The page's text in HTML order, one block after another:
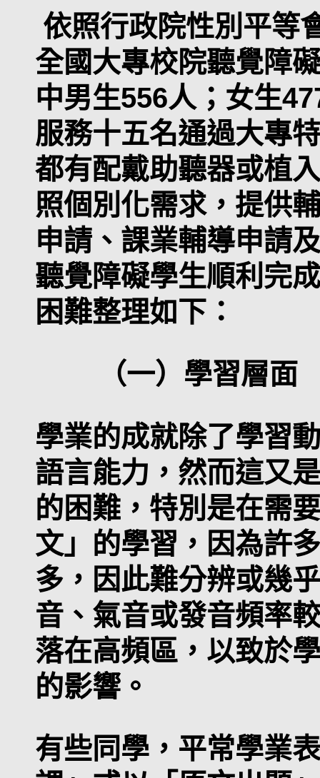
依照行政院性別平等
全國大專校院聽覺障
中男生556人；女生
服務十五名通過大專
都有配戴助聽器或植
照個別化需求，提供
申請、課業輔導申請
聽覺障礙學生順利完
困難整理如下：
（一）學習層面
學業的成就除了學習
語言能力，然而這又
的困難，特別是在需
文」的學習，因為許
多，因此難分辨或幾
音、氣音或發音頻率
落在高頻區，以致於
的影響。
有些同學，平常學業